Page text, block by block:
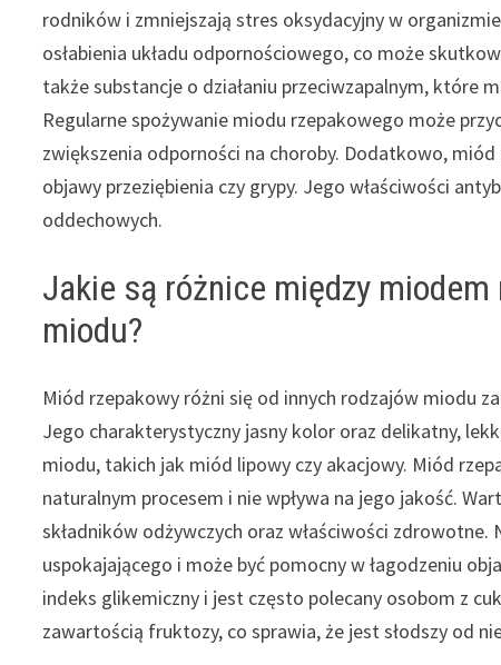
rodników i zmniejszają stres oksydacyjny w
osłabienia układu odpornościowego, co może
także substancje o działaniu przeciwzapalnym, które
Regularne spożywanie miodu rzepakowego może
zwiększenia odporności na choroby. Dodatkowo,
objawy przeziębienia czy grypy. Jego właściwości
oddechowych.
Jakie są różnice między
miodu?
Miód rzepakowy różni się od innych rodzajów miodu
Jego charakterystyczny jasny kolor oraz delikatny,
miodu, takich jak miód lipowy czy akacjowy. Miód
naturalnym procesem i nie wpływa na jego jakość.
składników odżywczych oraz właściwości zdrowotne.
uspokajającego i może być pomocny w łagodzeniu
indeks glikemiczny i jest często polecany osobom z
zawartością fruktozy, co sprawia, że jest słodszy od